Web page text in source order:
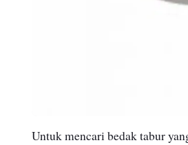
Untuk mencari bedak tabur